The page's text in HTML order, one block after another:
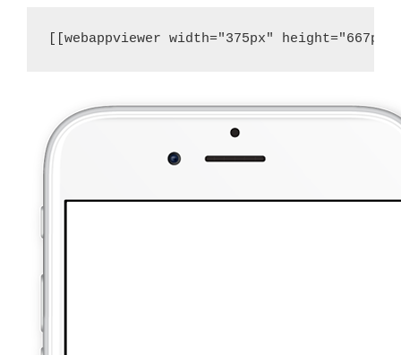
[[webappviewer width="375px"